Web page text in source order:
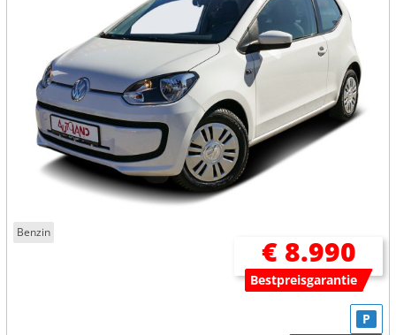
Benzin
€ 8.990
Bestpreisgarantie
P